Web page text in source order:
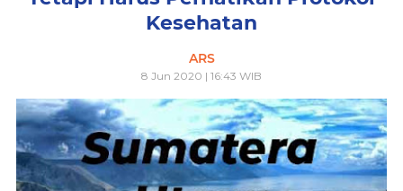
Kesehatan
ARS
8 Jun 2020 | 16:43 WIB